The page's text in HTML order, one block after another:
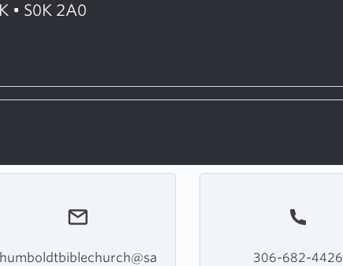
• S0K 2A0
humboldtbiblechurch@sa
306-682-4426